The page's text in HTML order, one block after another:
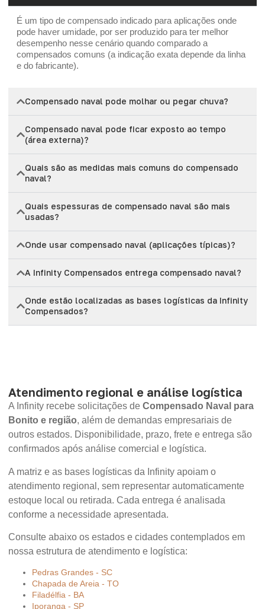
É um tipo de compensado indicado para aplicações onde
pode haver umidade, por ser produzido para ter melhor
desempenho nesse cenário quando comparado a
compensados comuns (a indicação exata depende da linha
e do fabricante).
Compensado naval pode molhar ou pegar chuva?
Compensado naval pode ficar exposto ao tempo
(área externa)?
Quais são as medidas mais comuns do compensado
naval?
Quais espessuras de compensado naval são mais
usadas?
Onde usar compensado naval (aplicações típicas)?
A Infinity Compensados entrega compensado naval?
Onde estão localizadas as bases logísticas da Infinity
Compensados?
Atendimento regional e análise logística
A Infinity recebe solicitações de Compensado Naval para
Bonito e região, além de demandas empresariais de
outros estados. Disponibilidade, prazo, frete e entrega são
confirmados após análise comercial e logística.
A matriz e as bases logísticas da Infinity apoiam o
atendimento regional, sem representar automaticamente
estoque local ou retirada. Cada entrega é analisada
conforme a necessidade apresentada.
Consulte abaixo os estados e cidades contemplados em
nossa estrutura de atendimento e logística:
Pedras Grandes - SC
Chapada de Areia - TO
Filadélfia - BA
Iporanga - SP